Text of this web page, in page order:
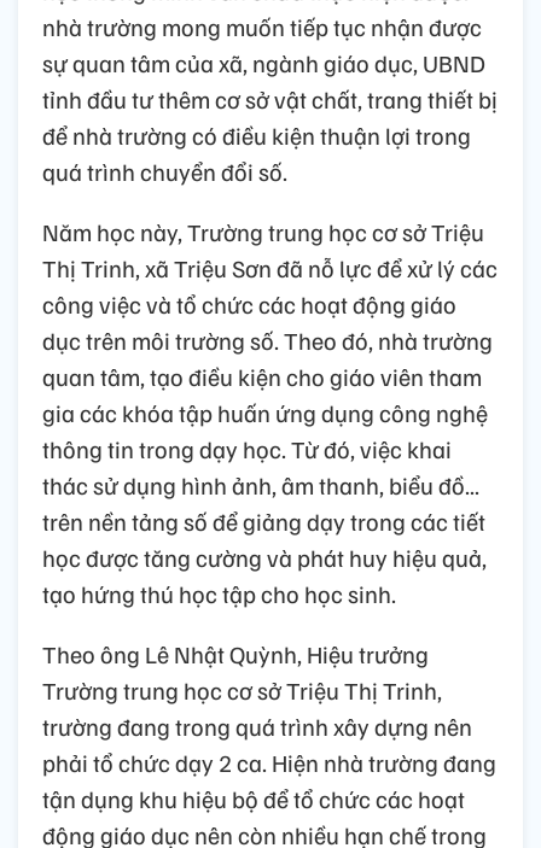
nhà trường mong muốn tiếp tục nhận được
sự quan tâm của xã, ngành giáo dục, UBND
tỉnh đầu tư thêm cơ sở vật chất, trang thiết bị
để nhà trường có điều kiện thuận lợi trong
quá trình chuyển đổi số.
Năm học này, Trường trung học cơ sở Triệu
Thị Trinh, xã Triệu Sơn đã nỗ lực để xử lý các
công việc và tổ chức các hoạt động giáo
dục trên môi trường số. Theo đó, nhà trường
quan tâm, tạo điều kiện cho giáo viên tham
gia các khóa tập huấn ứng dụng công nghệ
thông tin trong dạy học. Từ đó, việc khai
thác sử dụng hình ảnh, âm thanh, biểu đồ...
trên nền tảng số để giảng dạy trong các tiết
học được tăng cường và phát huy hiệu quả,
tạo hứng thú học tập cho học sinh.
Theo ông Lê Nhật Quỳnh, Hiệu trưởng
Trường trung học cơ sở Triệu Thị Trinh,
trường đang trong quá trình xây dựng nên
phải tổ chức dạy 2 ca. Hiện nhà trường đang
tận dụng khu hiệu bộ để tổ chức các hoạt
động giáo dục nên còn nhiều hạn chế trong